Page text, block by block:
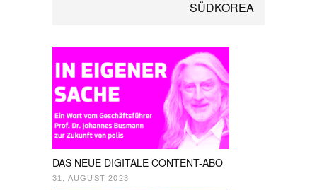
SÜDKOREA
DAS NEUE DIGITALE CONTENT-ABO
31. AUGUST 2023